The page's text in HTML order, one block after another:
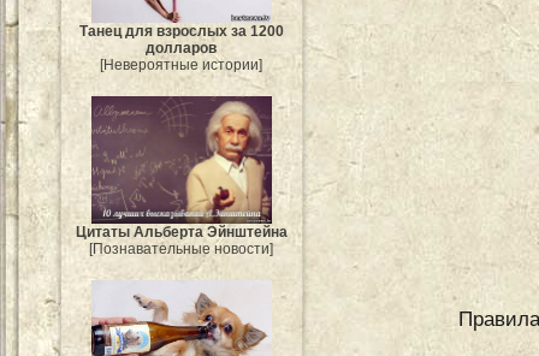
Танец для взрослых за 1200
долларов
[Невероятные истории]
Цитаты Альберта Эйнштейна
[Познавательные новости]